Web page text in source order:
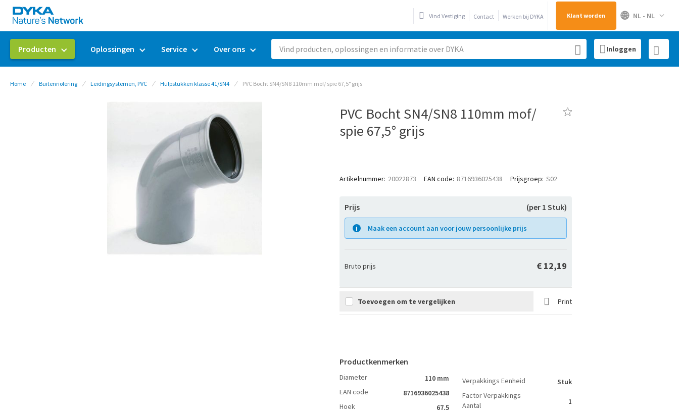
Vind Vestiging Contact Werken bij DYKA Klant worden 🌐 NL - NL
Producten Oplossingen Service
Over ons
Zoeken
Inloggen
Home Buitenriolering Leidingsystemen, PVC Hulpstukken klasse 41/SN4 PVC Bocht SN4/SN8 110mm mof/ spie 67,5° grijs
PVC Bocht SN4/SN8 110mm mof/
spie 67,5° grijs
Artikelnummer 20022873 EAN code 8716936025438 Prijsgroep S02
Prijs (per 1 Stuk)
Maak een account aan voor jouw persoonlijke prijs
Bruto prijs € 12,19
Toevoegen om te vergelijken Print
Productkenmerken
Diameter
110 mm
EAN code
8716936025438
Hoek
67.5
Verpakkings Eenheid
Stuk
Factor Verpakkings
Aantal
1